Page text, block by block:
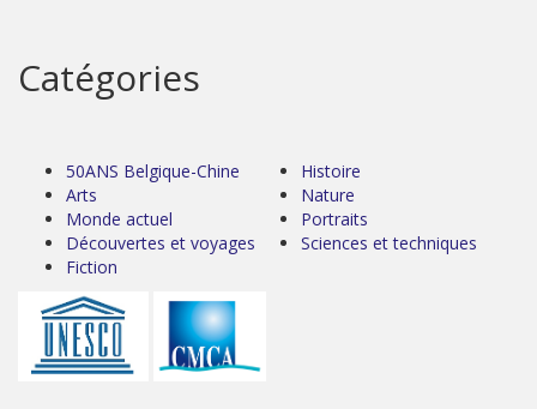
Catégories
50ANS Belgique-Chine
Arts
Monde actuel
Découvertes et voyages
Fiction
Histoire
Nature
Portraits
Sciences et techniques